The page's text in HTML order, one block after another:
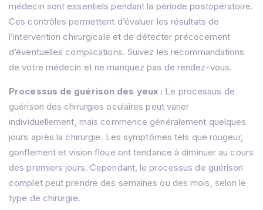
médecin sont essentiels pendant la période postopératoire.
Ces contrôles permettent d’évaluer les résultats de
l’intervention chirurgicale et de détecter précocement
d’éventuelles complications. Suivez les recommandations
de votre médecin et ne manquez pas de rendez-vous.
Processus de guérison des yeux : Le processus de
guérison des chirurgies oculaires peut varier
individuellement, mais commence généralement quelques
jours après la chirurgie. Les symptômes tels que rougeur,
gonflement et vision floue ont tendance à diminuer au cours
des premiers jours. Cependant, le processus de guérison
complet peut prendre des semaines ou des mois, selon le
type de chirurgie.